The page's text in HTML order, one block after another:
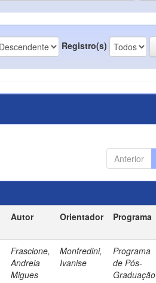
Registro(s)
Anterior
Autor Orientador Programa
Frascione,
Andreia
Migues
Monfredini,
Ivanise
Programa
de Pós-
Graduação